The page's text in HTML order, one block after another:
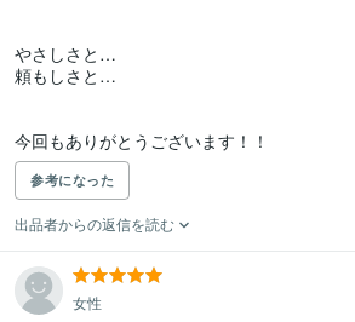
やさしさと…
頼もしさと…
参考になった
出品者からの返信を読む
女性